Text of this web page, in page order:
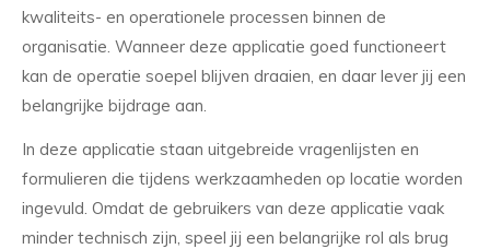
kwaliteits- en operationele processen binnen de
organisatie. Wanneer deze applicatie goed functioneert
kan de operatie soepel blijven draaien, en daar lever jij een
belangrijke bijdrage aan.
In deze applicatie staan uitgebreide vragenlijsten en
formulieren die tijdens werkzaamheden op locatie worden
ingevuld. Omdat de gebruikers van deze applicatie vaak
minder technisch zijn, speel jij een belangrijke rol als brug